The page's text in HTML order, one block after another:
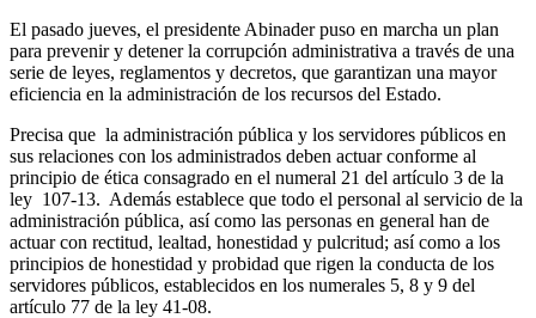
El pasado jueves, el presidente Abinader puso en marcha un plan
para prevenir y detener la corrupción administrativa a través de una
serie de leyes, reglamentos y decretos, que garantizan una mayor
eficiencia en la administración de los recursos del Estado.
Precisa que la administración pública y los servidores públicos en
sus relaciones con los administrados deben actuar conforme al
principio de ética consagrado en el numeral 21 del artículo 3 de la
ley 107-13. Además establece que todo el personal al servicio de la
administración pública, así como las personas en general han de
actuar con rectitud, lealtad, honestidad y pulcritud; así como a los
principios de honestidad y probidad que rigen la conducta de los
servidores públicos, establecidos en los numerales 5, 8 y 9 del
artículo 77 de la ley 41-08.